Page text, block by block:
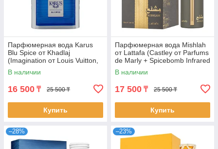
Парфюмерная вода Karus
Blu Spice от Khadlaj
(Imagination от Louis Vuitton,
100 мл)
В наличии
16 500 ₸ 25 500 ₸
Купить
Парфюмерная вода Mishlah
от Lattafa (Castley от Parfums
de Marly + Spicebomb Infrared
от Viktor&Rolf, 100 мл)
В наличии
17 500 ₸ 25 500 ₸
Купить
–28% –23%